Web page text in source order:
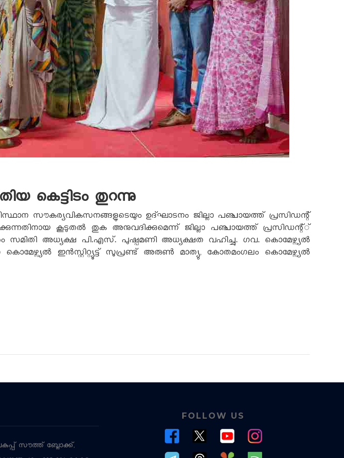
കെട്ടിടം തുറന്നു
അടിസ്ഥാന സൗകര്യവികസനങ്ങളുടെയും ഉദ്ഘാടനം ജില്ലാ പഞ്ചായത്ത് പ്രസിഡന്റ്
കൂടുതൽ തുക അനുവദിക്കുമെന്ന് ജില്ലാ പഞ്ചായത്ത് പ്രസിഡന്റ്്
സമിതി അധ്യക്ഷ പി.എസ്. പുഷ്പമണി അധ്യക്ഷത വഹിച്ചു. ഗവ. കൊമേഴ്സ്യൽ
കൊമേഴ്സ്യൽ ഇൻസ്റ്റിറ്റ്യൂട്ട് സൂപ്രണ്ട് അരുൺ മാത്യു, കോതമംഗലം കൊമേഴ്സ്യൽ
സൗത്ത് ബ്ലോക്ക്,
FOLLOW US